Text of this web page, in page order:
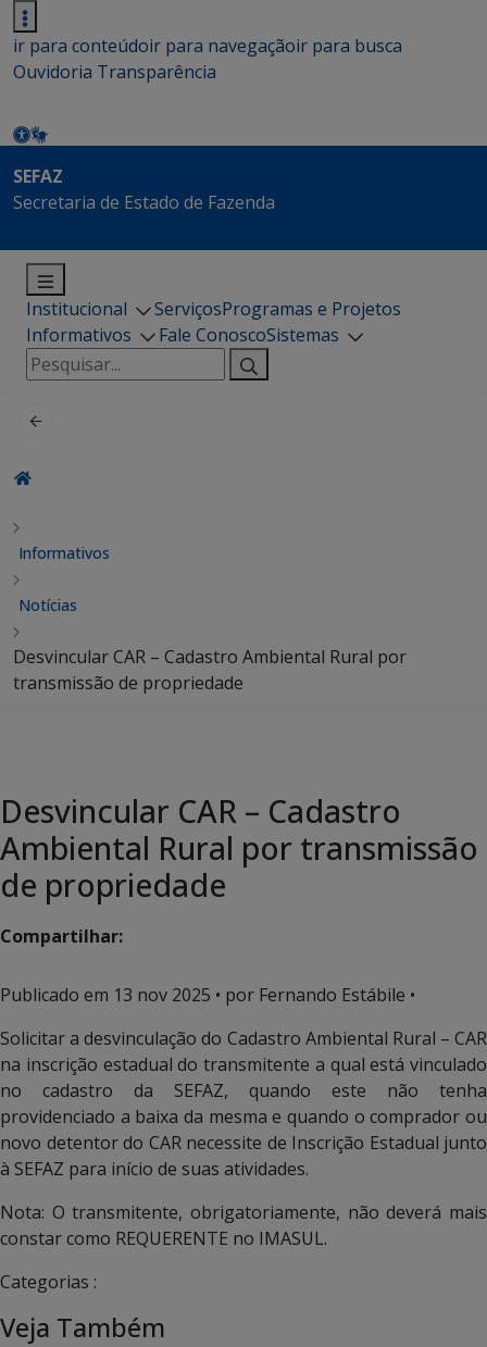
ir para conteúdoir para navegaçãoir para busca
Ouvidoria Transparência
SEFAZ
Secretaria de Estado de Fazenda
Institucional ServiçosProgramas e Projetos
Informativos
Fale ConoscoSistemas
Pesquisar
por:
Informativos
Notícias
Desvincular CAR – Cadastro Ambiental Rural por
transmissão de propriedade
Desvincular CAR – Cadastro
Ambiental Rural por transmissão
de propriedade
Compartilhar:
Publicado em 13 nov 2025 • por Fernando Estábile •
Solicitar a desvinculação do Cadastro Ambiental Rural – CAR
na inscrição estadual do transmitente a qual está vinculado
no cadastro da SEFAZ, quando este não tenha
providenciado a baixa da mesma e quando o comprador ou
novo detentor do CAR necessite de Inscrição Estadual junto
à SEFAZ para início de suas atividades.
Nota: O transmitente, obrigatoriamente, não deverá mais
constar como REQUERENTE no IMASUL.
Categorias :
Veja Também